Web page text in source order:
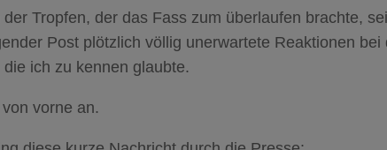
Tropfen, der das Fass zum überlaufen brachte,
Post plötzlich völlig unerwartete Reaktionen bei
ich zu kennen glaubte.
vorne an.